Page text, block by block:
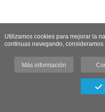
Utilizamos cookies para mejorar la
continuas navegando,
Más información